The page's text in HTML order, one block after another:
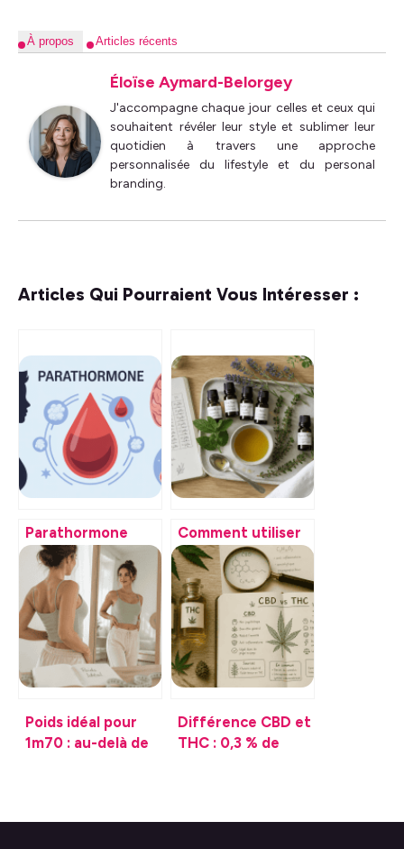
À propos Articles récents
Éloïse Aymard-Belorgey
J'accompagne chaque jour celles et ceux qui
souhaitent révéler leur style et sublimer leur
quotidien à travers une approche
personnalisée du lifestyle et du personal
branding.
Articles Qui Pourraient Vous Intéresser :
Parathormone
prise de sang :
résultats, normes
et interprétation
claire
Comment utiliser
une huile
essentielle en
toute sécurité :
dosages et
méthodes
d’application
Poids idéal pour
1m70 : au-delà de
Différence CBD et
THC : 0,3 % de